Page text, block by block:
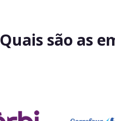
Quais são as